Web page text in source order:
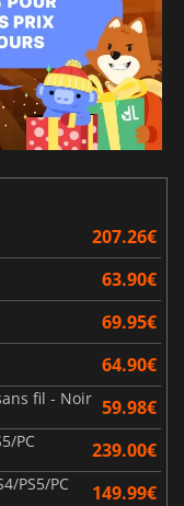
207.26€
63.90€
69.95€
64.90€
fil - Noir 59.98€
PC 239.00€
PS5/PC 149.99€